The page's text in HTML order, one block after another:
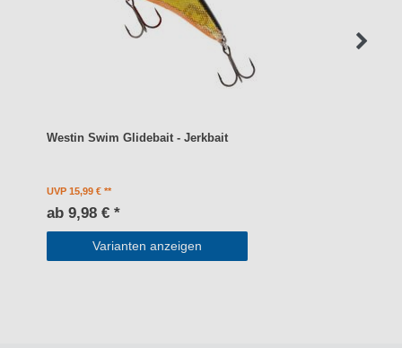
Westin Swim Glidebait - Jerkbait
UVP 15,99 €
ab 9,98 € *
Varianten anzeigen